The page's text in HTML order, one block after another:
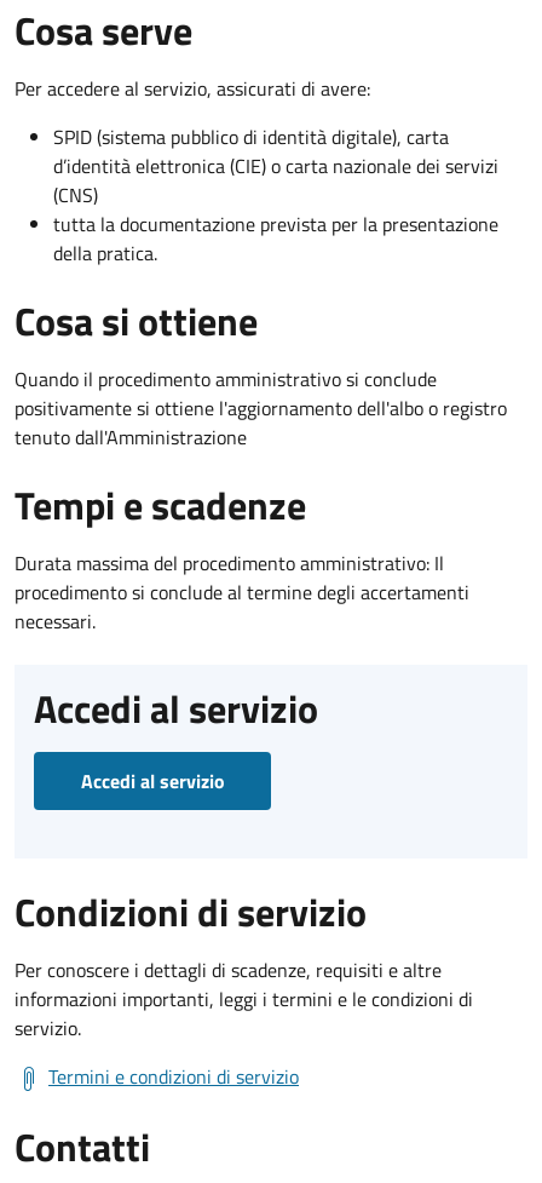
Cosa serve
Per accedere al servizio, assicurati di avere:
SPID (sistema pubblico di identità digitale), carta
d’identità elettronica (CIE) o carta nazionale dei servizi
(CNS)
tutta la documentazione prevista per la presentazione
della pratica.
Cosa si ottiene
Quando il procedimento amministrativo si conclude
positivamente si ottiene l'aggiornamento dell'albo o registro
tenuto dall'Amministrazione
Tempi e scadenze
Durata massima del procedimento amministrativo: Il
procedimento si conclude al termine degli accertamenti
necessari.
Accedi al servizio
Accedi al servizio
Condizioni di servizio
Per conoscere i dettagli di scadenze, requisiti e altre
informazioni importanti, leggi i termini e le condizioni di
servizio.
Termini e condizioni di servizio
Contatti